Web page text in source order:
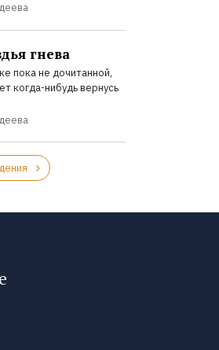
гнева
пока не дочитанной,
когда-нибудь вернусь